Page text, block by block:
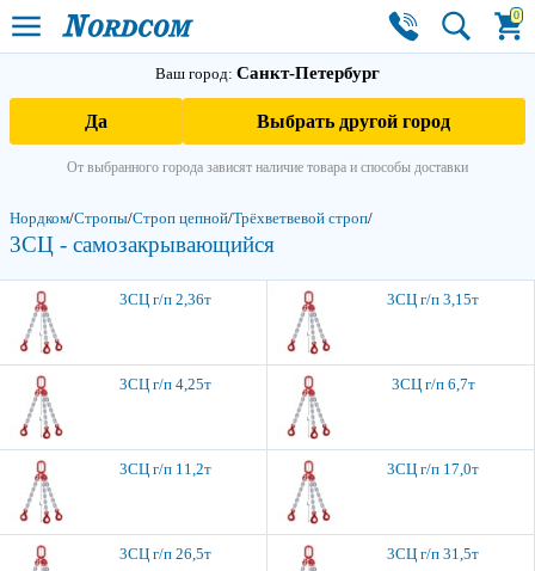
0
Ваш город: Санкт-Петербург
Да Выбрать другой город
От выбранного города зависят наличие товара и способы доставки
Нордком/Стропы/Строп цепной/Трёхветвевой строп/
3СЦ - самозакры­вающийся
3СЦ г/п 2,36т 3СЦ г/п 3,15т
3СЦ г/п 4,25т 3СЦ г/п 6,7т
3СЦ г/п 11,2т 3СЦ г/п 17,0т
3СЦ г/п 26,5т 3СЦ г/п 31,5т